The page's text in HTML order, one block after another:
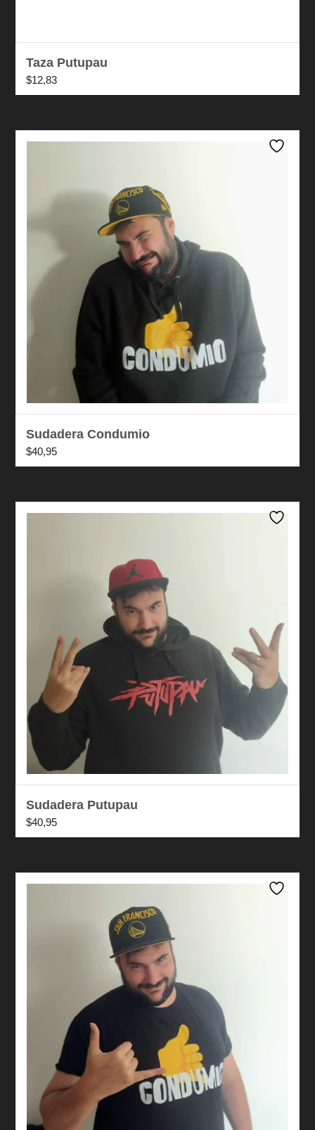
Taza Putupau
$12,83
Sudadera Condumio
$40,95
Sudadera Putupau
$40,95